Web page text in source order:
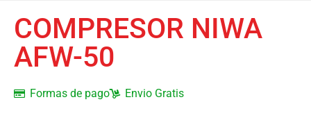
COMPRESOR NIWA
AFW-50
Formas de pago Envio Gratis